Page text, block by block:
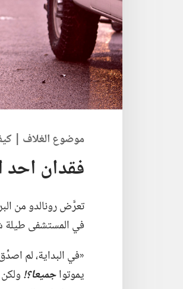
موضوع الغلاف |
فقدان احد
تعرَّض رونالدو من
في المستشفى طيلة
‏«في البداية،‏ لم
يموتواجميعا؟‏!‏